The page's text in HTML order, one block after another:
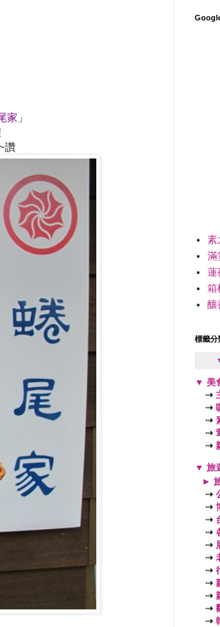
家 」
讚
素
滿
蓮
箱
釀
標籤分
▼ 美
⇢
⇢
⇢
⇢
⇢
▼ 旅
►
⇢
⇢
⇢
⇢
⇢
⇢
⇢
⇢
⇢
⇢
⇢